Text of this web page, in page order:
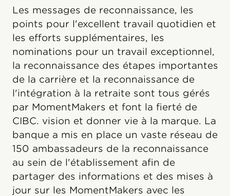
Les messages de reconnaissance, les
points pour l'excellent travail quotidien et
les efforts supplémentaires, les
nominations pour un travail exceptionnel,
la reconnaissance des étapes importantes
de la carrière et la reconnaissance de
l'intégration à la retraite sont tous gérés
par MomentMakers et font la fierté de
CIBC. vision et donner vie à la marque. La
banque a mis en place un vaste réseau de
150 ambassadeurs de la reconnaissance
au sein de l'établissement afin de
partager des informations et des mises à
jour sur les MomentMakers avec les